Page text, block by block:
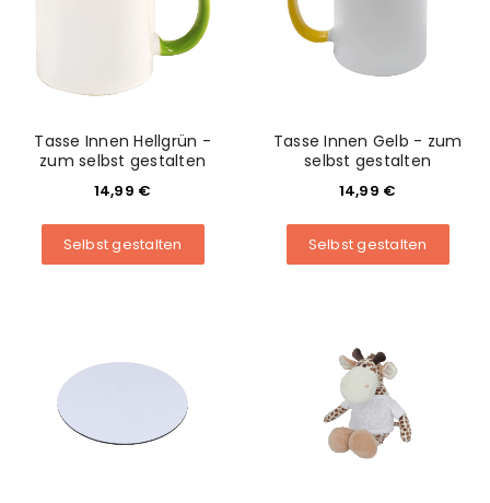
Tasse Innen Hellgrün -
zum selbst gestalten
14,99 €
Selbst gestalten
Tasse Innen Gelb - zum
selbst gestalten
14,99 €
Selbst gestalten